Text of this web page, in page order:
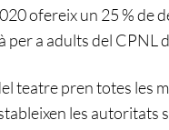
ofereix un 25 % de
per a adults del CPNL
teatre pren totes les
les autoritats